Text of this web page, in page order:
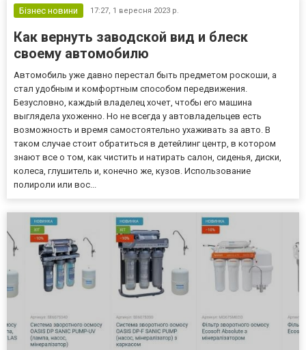
Бізнес новини 17:27, 1 вересня 2023 р.
Как вернуть заводской вид и блеск
своему автомобилю
Автомобиль уже давно перестал быть предметом роскоши, а
стал удобным и комфортным способом передвижения.
Безусловно, каждый владелец хочет, чтобы его машина
выглядела ухоженно. Но не всегда у автовладельцев есть
возможность и время самостоятельно ухаживать за авто. В
таком случае стоит обратиться в детейлинг центр, в котором
знают все о том, как чистить и натирать салон, сиденья, диски,
колеса, глушитель и, конечно же, кузов. Использование
полироли или вос...